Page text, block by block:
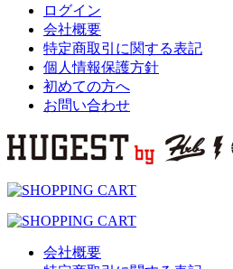
ログイン
会社概要
特定商取引に関する表記
個人情報保護方針
初めての方へ
お問い合わせ
会社概要